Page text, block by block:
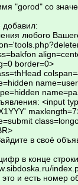
"gorod" со
добавил:
любого
border=0>
<input
в своё
в конце
и есть номер